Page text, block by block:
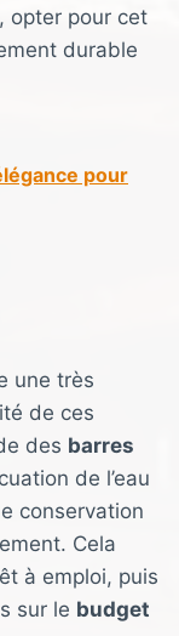
opter pour cet
durable
pour
une très
de ces
des barres
de l’eau
conservation
Cela
à emploi, puis
sur le budget